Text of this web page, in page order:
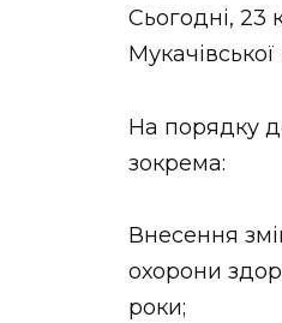
Сьогодні, 23
На порядку
зокрема:
Внесення
охорони
роки;